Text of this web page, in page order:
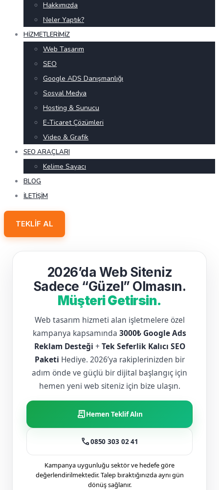
Hakkımızda
Neler Yaptık?
HIZMETLERIMIZ
Web Tasarım
SEO
Google ADS Danışmanlığı
Sosyal Medya
Hosting & Sunucu
E-Ticaret Çözümleri
Video & Grafik
SEO ARAÇLARI
Kelime Sayacı
BLOG
İLETIŞIM
TEKLIF AL
2026’da Web Siteniz
Sadece “Güzel” Olmasın.
Müşteri Getirsin.
Web tasarım hizmeti alan işletmelere özel
kampanya kapsamında 3000₺ Google Ads
Reklam Desteği + Tek Seferlik Kalıcı SEO
Paketi Hediye. 2026’ya rakiplerinizden bir
adım önde ve güçlü bir dijital başlangıç için
hemen yeni web siteniz için bize ulaşın.
receipt_longHemen Teklif Alın
call0850 303 02 41
Kampanya uygunluğu sektör ve hedefe göre
değerlendirilmektedir. Talep bıraktığınızda aynı gün
dönüş sağlanır.